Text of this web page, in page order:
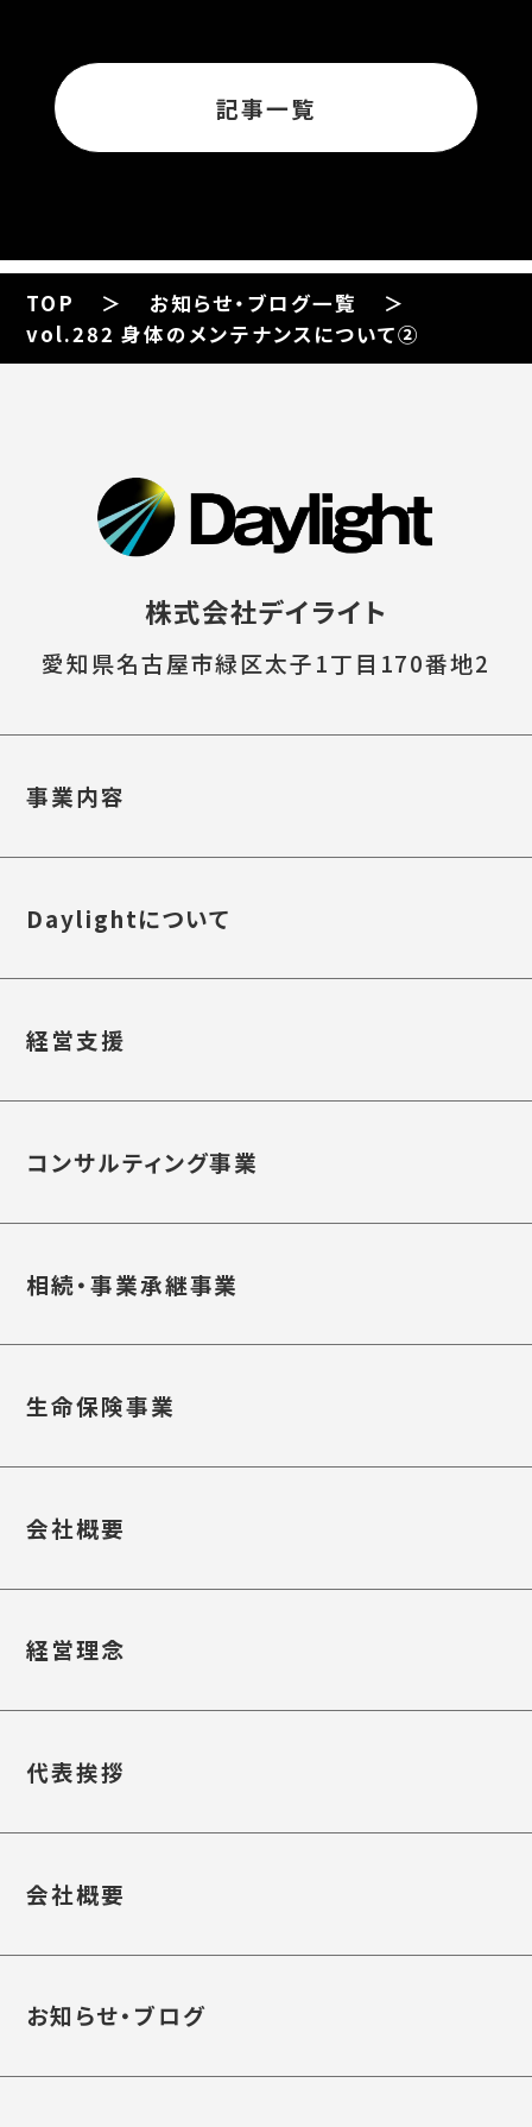
記事一覧
TOP
お知らせ・ブログ一覧
vol.282 身体のメンテナンスについて②
株式会社デイライト
愛知県名古屋市緑区太子1丁目170番地2
事業内容
Daylightについて
経営支援
コンサルティング事業
相続・事業承継事業
生命保険事業
会社概要
経営理念
代表挨拶
会社概要
お知らせ・ブログ